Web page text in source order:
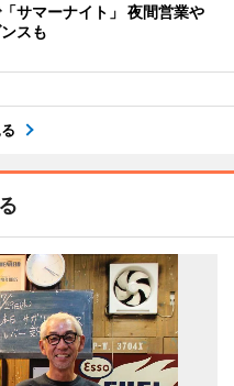
サマーナイト」 夜間営業や
スも